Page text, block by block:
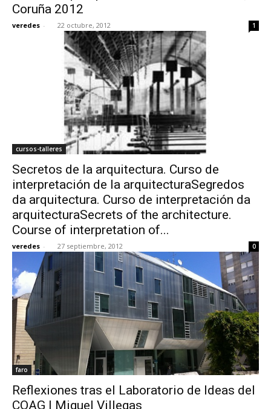
Coruña 2012
veredes - 22 octubre, 2012 1
cursos-talleres
Secretos de la arquitectura. Curso de
interpretación de la arquitecturaSegredos
da arquitectura. Curso de interpretación da
arquitecturaSecrets of the architecture.
Course of interpretation of...
veredes - 27 septiembre, 2012 0
faro
Reflexiones tras el Laboratorio de Ideas del
COAG | Miguel Villegas